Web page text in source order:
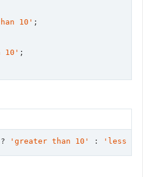
10' ;
10' ;
? 'greater than 10' : 'less